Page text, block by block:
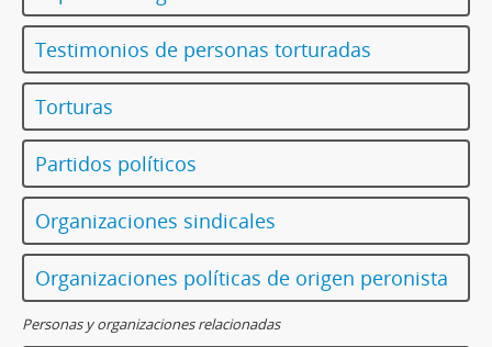
Testimonios de personas torturadas
Torturas
Partidos políticos
Organizaciones sindicales
Organizaciones políticas de origen peronista
Personas y organizaciones relacionadas